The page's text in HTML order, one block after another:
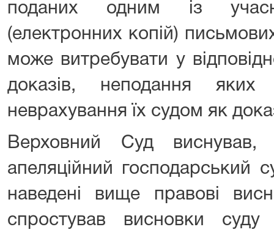
поданих одним із
(електронних копій)
може витребувати у
доказів, неподання яких
неврахування їх судом як
Верховний Суд виснував,
апеляційний господарський
наведені вище правові
спростував висновки суду